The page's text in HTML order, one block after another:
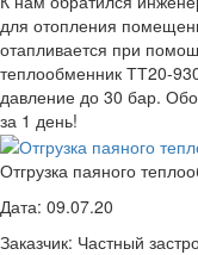
для отопления
отапливается при
теплообменник ТТ20-
давление до 30 бар.
за 1 день!
Отгрузка паяного
Дата: 09.07.20
Заказчик: Частный